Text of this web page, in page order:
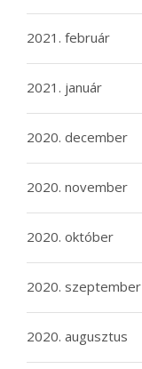
2021. február
2021. január
2020. december
2020. november
2020. október
2020. szeptember
2020. augusztus